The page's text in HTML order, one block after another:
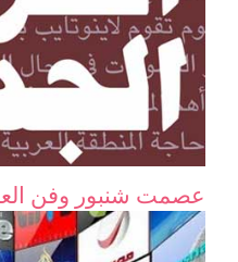
عصمت شنبور وفن